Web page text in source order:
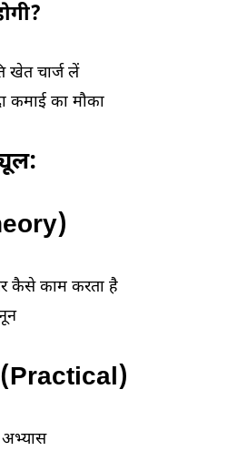
खेत चार्ज लें
कमाई का मौका
कैसे काम करता है
(Practical)
अभ्यास